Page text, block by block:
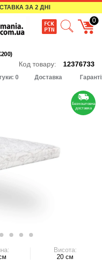
ЗА 2 ДНІ
0
Код товару: 12376733
0 Доставка
Висота:
20 см